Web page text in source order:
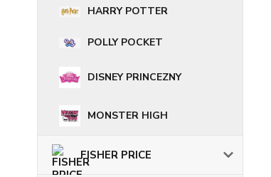
HARRY POTTER
POLLY POCKET
DISNEY PRINCEZNY
MONSTER HIGH
FISHER PRICE